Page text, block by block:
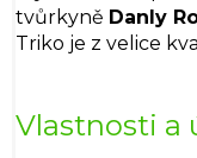
tvůrkyně Danly
Triko je z velice
Vlastnosti a